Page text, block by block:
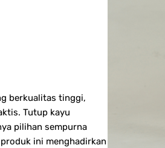
berkualitas tinggi,
Tutup kayu
pilihan sempurna
ini menghadirkan